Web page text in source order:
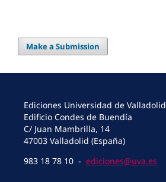
Make a Submission
Ediciones Universidad de Valladolid
Edificio Condes de Buendía
C/ Juan Mambrilla, 14
47003 Valladolid (España)
983 18 78 10 - ediciones@uva.es